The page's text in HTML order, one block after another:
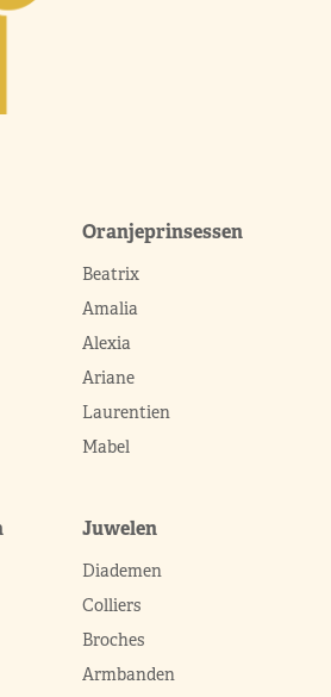
Oranjeprinsessen
Beatrix
Amalia
Alexia
Ariane
Laurentien
Mabel
Juwelen
Diademen
Colliers
Broches
Armbanden